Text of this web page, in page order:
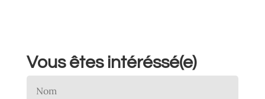
Vous êtes intéréssé(e)